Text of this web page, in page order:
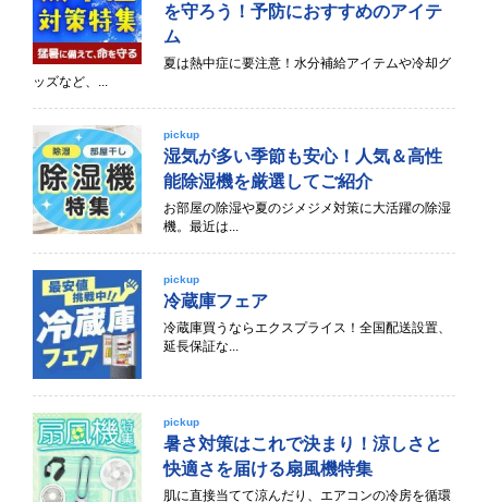
を守ろう！予防におすすめのアイテ
ム
夏は熱中症に要注意！水分補給アイテムや冷却グ
ッズなど、...
pickup
湿気が多い季節も安心！人気＆高性
能除湿機を厳選してご紹介
お部屋の除湿や夏のジメジメ対策に大活躍の除湿
機。最近は...
pickup
冷蔵庫フェア
冷蔵庫買うならエクスプライス！全国配送設置、
延長保証な...
pickup
暑さ対策はこれで決まり！涼しさと
快適さを届ける扇風機特集
肌に直接当てて涼んだり、エアコンの冷房を循環